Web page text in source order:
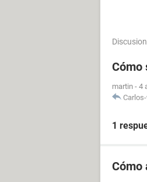
Cómo
martin - 4
1
Cómo